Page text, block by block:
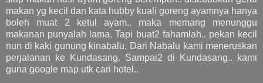
makan yg kecil dan kata hubby kuali goreng ayamnya hanya
boleh muat 2 ketul ayam.. maka memang menunggu
makanan punyalah lama. Tapi buat2 fahamlah.. pekan kecil
nun di kaki gunung kinabalu. Dari Nabalu kami meneruskan
perjalanan ke Kundasang. Sampai2 di Kundasang.. kami
guna google map utk cari hotel..